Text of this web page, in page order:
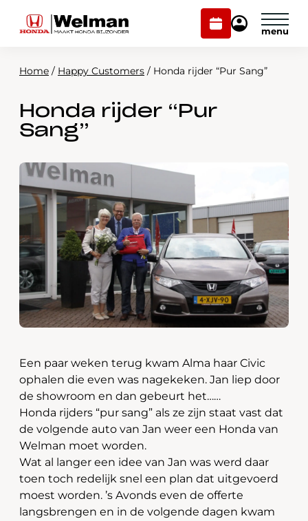
Plan
onderhoud
Mijn
Modellen
Voorraad
Over ons
Webshop
Contact
Plan onderhoud
Home / Happy Customers / Honda rijder “Pur Sang”
Honda rijder “Pur
Sang”
Een paar weken terug kwam Alma haar Civic
ophalen die even was nagekeken. Jan liep door
de showroom en dan gebeurt het……
Honda rijders “pur sang” als ze zijn staat vast dat
de volgende auto van Jan weer een Honda van
Welman moet worden.
Wat al langer een idee van Jan was werd daar
toen toch redelijk snel een plan dat uitgevoerd
moest worden. ’s Avonds even de offerte
langsbrengen en in de volgende dagen kwam